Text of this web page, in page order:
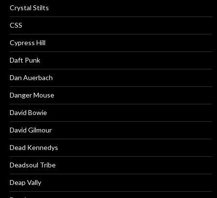
Crystal Stilts
CSS
Cypress Hill
Daft Punk
Dan Auerbach
Danger Mouse
David Bowie
David Gilmour
Dead Kennedys
Deadsoul Tribe
Deap Vally